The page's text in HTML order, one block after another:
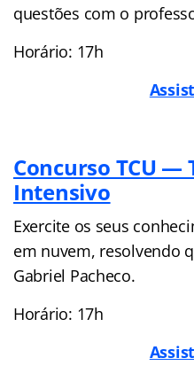
questões com o
Horário: 17h
Concurso TCU
Intensivo
Exercite os seus
em nuvem, resolvendo
Gabriel Pacheco.
Horário: 17h